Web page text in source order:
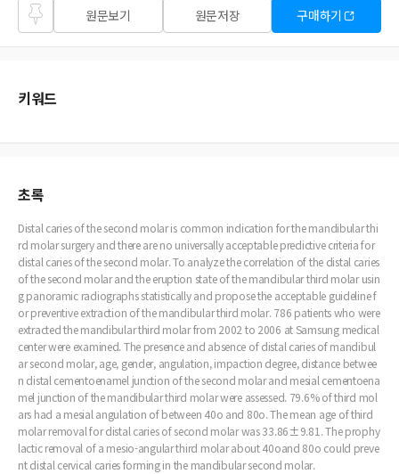
즐겨
찾기
원문보기 원문저장 구매하기
키워드
초록
Distal caries of the second molar is common indication for the mandibular thi
rd molar surgery and there are no universally acceptable predictive criteria for
distal caries of the second molar. To analyze the correlation of the distal caries
of the second molar and the eruption state of the mandibular third molar usin
g panoramic radiographs statistically and propose the acceptable guideline f
or preventive extraction of the mandibular third molar. 786 patients who were
extracted the mandibular third molar from 2002 to 2006 at Samsung medical
center were examined. The presence and absence of distal caries of mandibul
ar second molar, age, gender, angulation, impaction degree, distance betwee
n distal cementoenamel junction of the second molar and mesial cementoena
mel junction of the mandibular third molar were assessed. 79.6% of third mol
ars had a mesial angulation of between 40o and 80o. The mean age of third
molar removal for distal caries of second molar was 33.86±9.81. The prophy
lactic removal of a mesio-angular third molar about 40oand 80o could preve
nt distal cervical caries forming in the mandibular second molar.